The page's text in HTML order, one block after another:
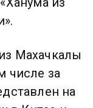
Махачкалы
числе за
на